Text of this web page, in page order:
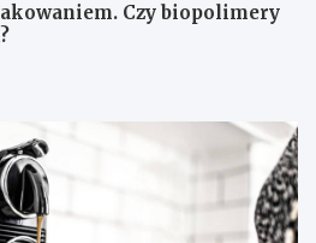
Czy biopolimery